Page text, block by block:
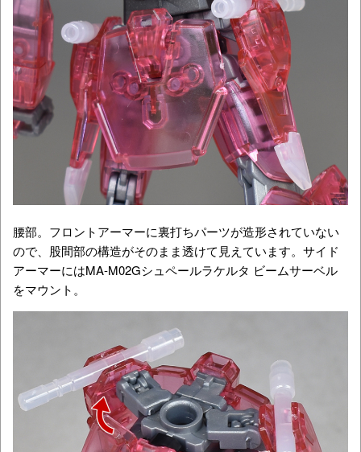
腰部。フロントアーマーに裏打ちパーツが造形されていない
ので、股間部の構造がそのまま透けて見えています。サイド
アーマーにはMA-M02Gシュペールラケルタ ビームサーベル
をマウント。